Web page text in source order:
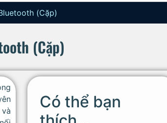
(Cặp)
(Cặp)
Có thể bạn